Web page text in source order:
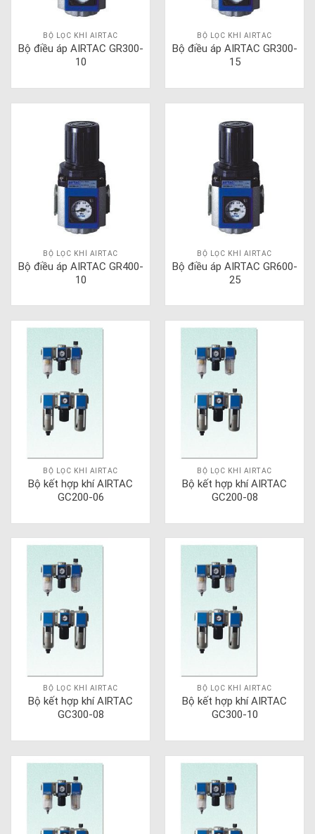
BỘ LỌC KHÍ AIRTAC
Bộ điều áp AIRTAC GR300-
10
BỘ LỌC KHÍ AIRTAC
Bộ điều áp AIRTAC GR300-
15
BỘ LỌC KHÍ AIRTAC
Bộ điều áp AIRTAC GR400-
10
BỘ LỌC KHÍ AIRTAC
Bộ điều áp AIRTAC GR600-
25
BỘ LỌC KHÍ AIRTAC
Bộ kết hợp khí AIRTAC
GC200-06
BỘ LỌC KHÍ AIRTAC
Bộ kết hợp khí AIRTAC
GC200-08
BỘ LỌC KHÍ AIRTAC
Bộ kết hợp khí AIRTAC
GC300-08
BỘ LỌC KHÍ AIRTAC
Bộ kết hợp khí AIRTAC
GC300-10